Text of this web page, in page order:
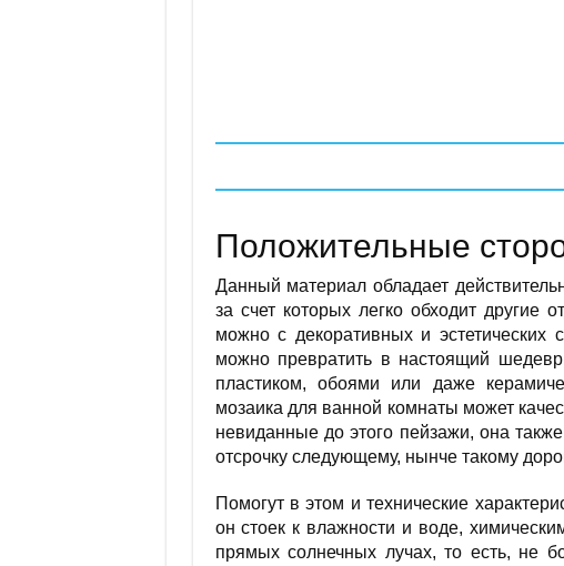
Положительные
Данный материал обладает
за счет которых легко обходит другие
можно с декоративных и эстетических
можно превратить в настоящий
пластиком, обоями или даже
мозаика для ванной комнаты может
невиданные до этого пейзажи, она
отсрочку следующему, нынче такому
Помогут в этом и технические
он стоек к влажности и воде,
прямых солнечных лучах, то есть, не